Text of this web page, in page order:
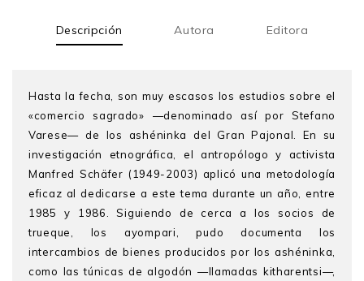
Descripción Autora Editora
Hasta la fecha, son muy escasos los estudios sobre el
«comercio sagrado» —denominado así por Stefano
Varese— de los ashéninka del Gran Pajonal. En su
investigación etnográfica, el antropólogo y activista
Manfred Schäfer (1949-2003) aplicó una metodología
eficaz al dedicarse a este tema durante un año, entre
1985 y 1986. Siguiendo de cerca a los socios de
trueque, los ayompari, pudo documenta los
intercambios de bienes producidos por los ashéninka,
como las túnicas de algodón —llamadas kitharentsi—,